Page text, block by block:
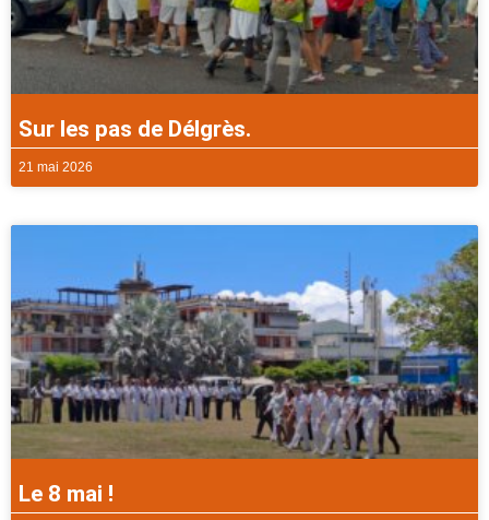
Sur les pas de Délgrès.
21 mai 2026
Le 8 mai !